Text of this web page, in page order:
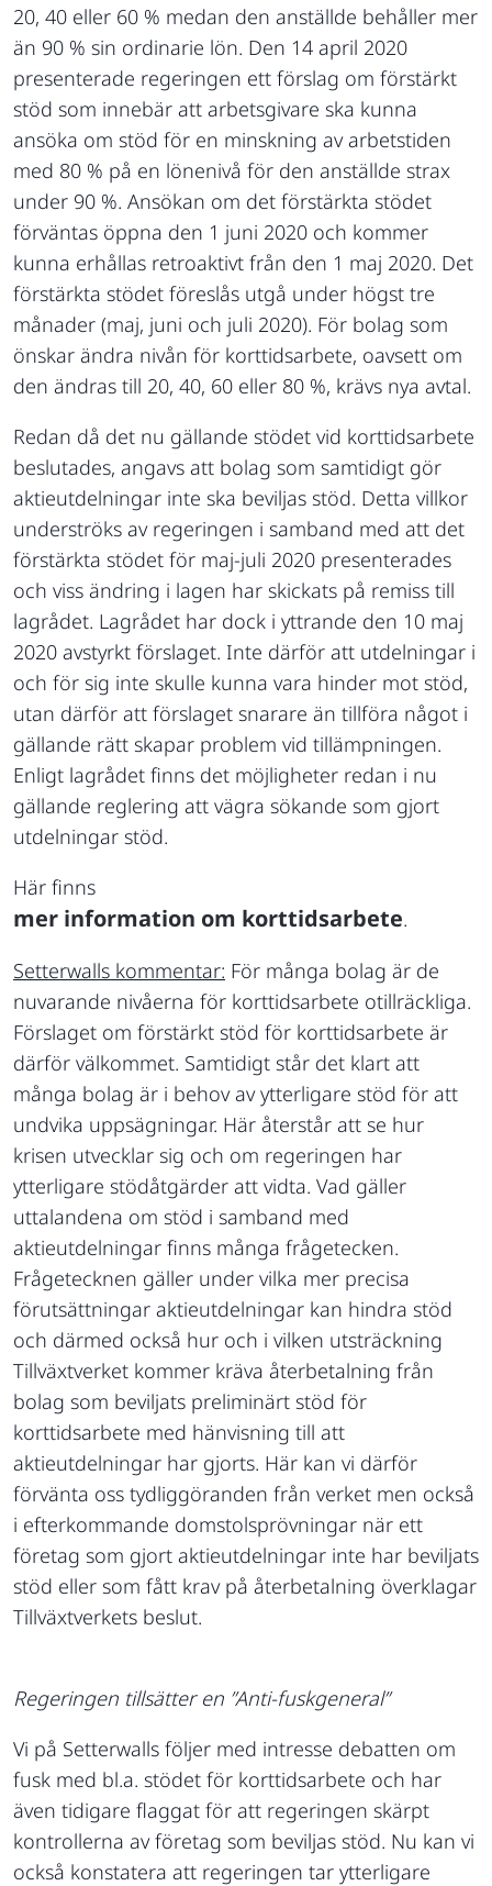
20, 40 eller 60 % medan den anställde behåller mer
än 90 % sin ordinarie lön. Den 14 april 2020
presenterade regeringen ett förslag om förstärkt
stöd som innebär att arbetsgivare ska kunna
ansöka om stöd för en minskning av arbetstiden
med 80 % på en lönenivå för den anställde strax
under 90 %. Ansökan om det förstärkta stödet
förväntas öppna den 1 juni 2020 och kommer
kunna erhållas retroaktivt från den 1 maj 2020. Det
förstärkta stödet föreslås utgå under högst tre
månader (maj, juni och juli 2020). För bolag som
önskar ändra nivån för korttidsarbete, oavsett om
den ändras till 20, 40, 60 eller 80 %, krävs nya avtal.
Redan då det nu gällande stödet vid korttidsarbete
beslutades, angavs att bolag som samtidigt gör
aktieutdelningar inte ska beviljas stöd. Detta villkor
underströks av regeringen i samband med att det
förstärkta stödet för maj-juli 2020 presenterades
och viss ändring i lagen har skickats på remiss till
lagrådet. Lagrådet har dock i yttrande den 10 maj
2020 avstyrkt förslaget. Inte därför att utdelningar i
och för sig inte skulle kunna vara hinder mot stöd,
utan därför att förslaget snarare än tillföra något i
gällande rätt skapar problem vid tillämpningen.
Enligt lagrådet finns det möjligheter redan i nu
gällande reglering att vägra sökande som gjort
utdelningar stöd.
Här finns
mer information om korttidsarbete.
Setterwalls kommentar: För många bolag är de
nuvarande nivåerna för korttidsarbete otillräckliga.
Förslaget om förstärkt stöd för korttidsarbete är
därför välkommet. Samtidigt står det klart att
många bolag är i behov av ytterligare stöd för att
undvika uppsägningar. Här återstår att se hur
krisen utvecklar sig och om regeringen har
ytterligare stödåtgärder att vidta. Vad gäller
uttalandena om stöd i samband med
aktieutdelningar finns många frågetecken.
Frågetecknen gäller under vilka mer precisa
förutsättningar aktieutdelningar kan hindra stöd
och därmed också hur och i vilken utsträckning
Tillväxtverket kommer kräva återbetalning från
bolag som beviljats preliminärt stöd för
korttidsarbete med hänvisning till att
aktieutdelningar har gjorts. Här kan vi därför
förvänta oss tydliggöranden från verket men också
i efterkommande domstolsprövningar när ett
företag som gjort aktieutdelningar inte har beviljats
stöd eller som fått krav på återbetalning överklagar
Tillväxtverkets beslut.
Regeringen tillsätter en ”Anti-fuskgeneral”
Vi på Setterwalls följer med intresse debatten om
fusk med bl.a. stödet för korttidsarbete och har
även tidigare flaggat för att regeringen skärpt
kontrollerna av företag som beviljas stöd. Nu kan vi
också konstatera att regeringen tar ytterligare